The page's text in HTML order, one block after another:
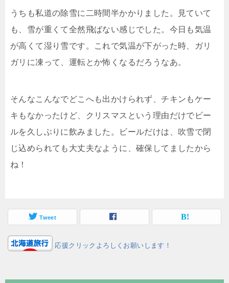
うちも私道の除雪に二時間半かかりました。見ていて
も、雪が重くて全然飛ばない感じでした。今日も気温
が高くて湿り雪です。これで気温が下がった時、ガリ
ガリに凍って、運転とか怖くなるだろうなあ。
そんなこんなでどこへも出かけられず、チキンもケー
キもなかったけど、クリスマスという理由だけでビー
ルを久しぶりに飲みました。ビールだけは、吹雪で閉
じ込められても大丈夫なように、確保してましたから
ね！
Tweet
応援クリックよろしくお願いします！